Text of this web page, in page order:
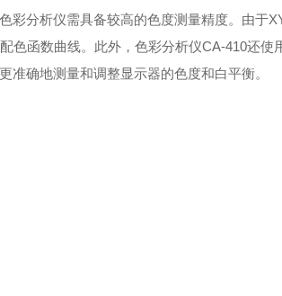
彩分析仪需具备较高的色度测量精度。由于
色函数曲线。此外，色彩分析仪CA-410还使
确地测量和调整显示器的色度和白平衡。